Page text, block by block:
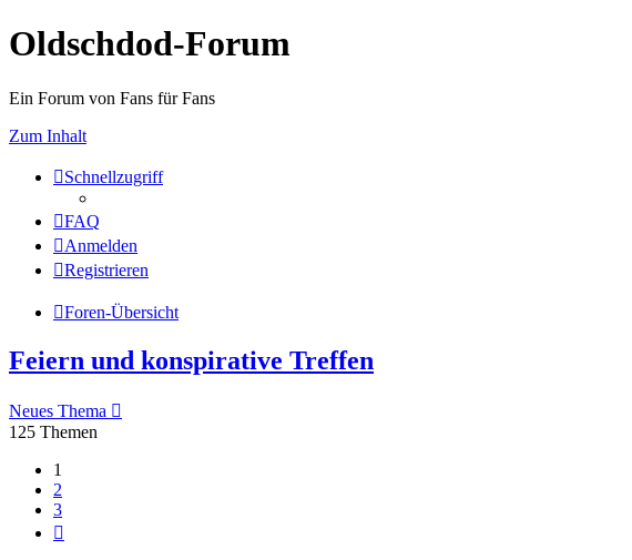
Oldschdod-Forum
Ein Forum von Fans für Fans
Zum Inhalt
Schnellzugriff
FAQ
Anmelden
Registrieren
Foren-Übersicht
Feiern und konspirative Treffen
Neues Thema
125 Themen
1
2
3